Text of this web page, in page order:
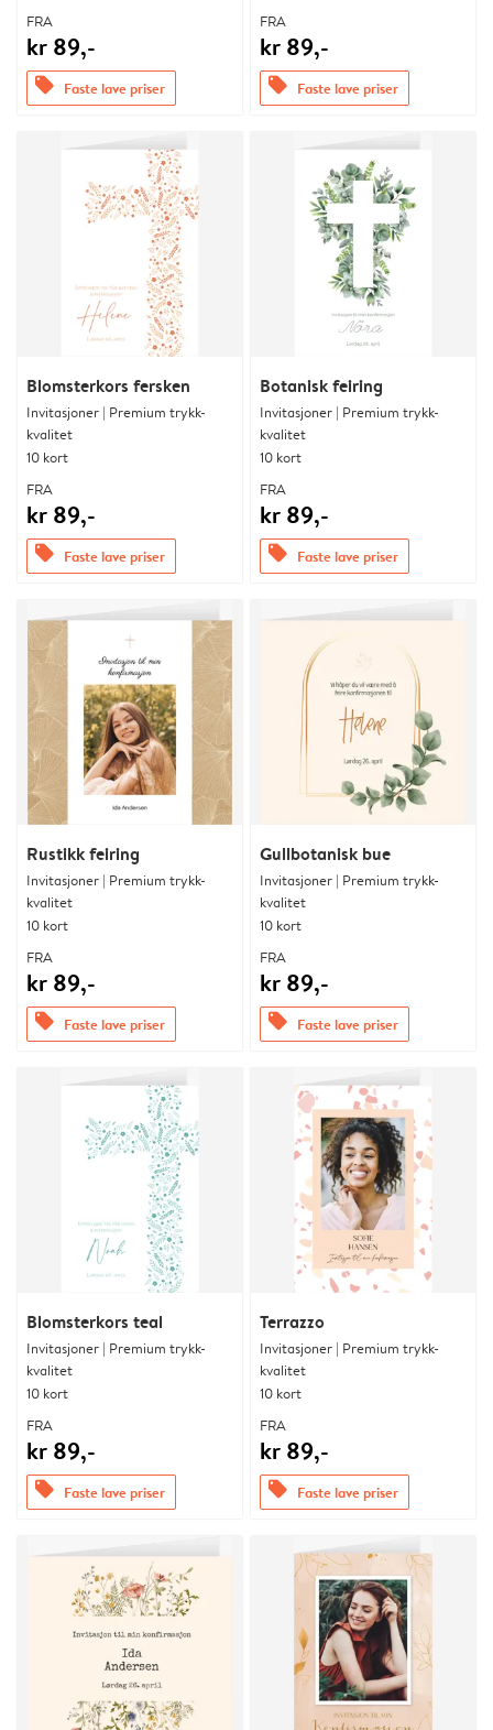
FRA
kr 89,-
offers Faste lave priser
FRA
kr 89,-
offers Faste lave priser
Blomsterkors fersken
Invitasjoner | Premium trykk-
kvalitet
10 kort
FRA
kr 89,-
offers Faste lave priser
Botanisk feiring
Invitasjoner | Premium trykk-
kvalitet
10 kort
FRA
kr 89,-
offers Faste lave priser
Rustikk feiring
Invitasjoner | Premium trykk-
kvalitet
10 kort
FRA
kr 89,-
offers Faste lave priser
Gullbotanisk bue
Invitasjoner | Premium trykk-
kvalitet
10 kort
FRA
kr 89,-
offers Faste lave priser
Blomsterkors teal
Invitasjoner | Premium trykk-
kvalitet
10 kort
FRA
kr 89,-
offers Faste lave priser
Terrazzo
Invitasjoner | Premium trykk-
kvalitet
10 kort
FRA
kr 89,-
offers Faste lave priser